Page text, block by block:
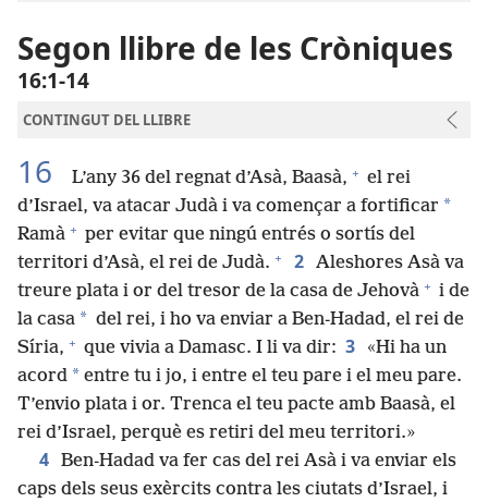
Segon llibre de les Cròniques
16:1-14
CONTINGUT DEL LLIBRE
16 L’any 36 del regnat d’Asà, Baasà, + el rei
d’Israel, va atacar Judà i va començar a fortificar *
Ramà + per evitar que ningú entrés o sortís del
territori d’Asà, el rei de Judà. + 2 Aleshores Asà va
treure plata i or del tresor de la casa de Jehovà + i de
la casa * del rei, i ho va enviar a Ben-Hadad, el rei de
Síria, + que vivia a Damasc. I li va dir: 3
«Hi ha un
acord * entre tu i jo, i entre el teu pare i el meu pare.
T’envio plata i or. Trenca el teu pacte amb Baasà, el
rei d’Israel, perquè es retiri del meu territori.»
4 Ben-Hadad va fer cas del rei Asà i va enviar els
caps dels seus exèrcits contra les ciutats d’Israel, i